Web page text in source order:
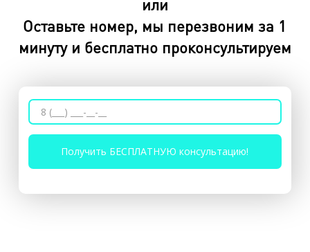
или
Оставьте номер, мы перезвоним за 1
минуту и бесплатно проконсультируем